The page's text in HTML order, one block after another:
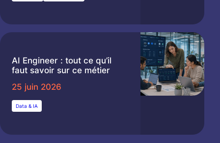
AI Engineer : tout ce qu’il
faut savoir sur ce métier
25 juin 2026
Data & IA